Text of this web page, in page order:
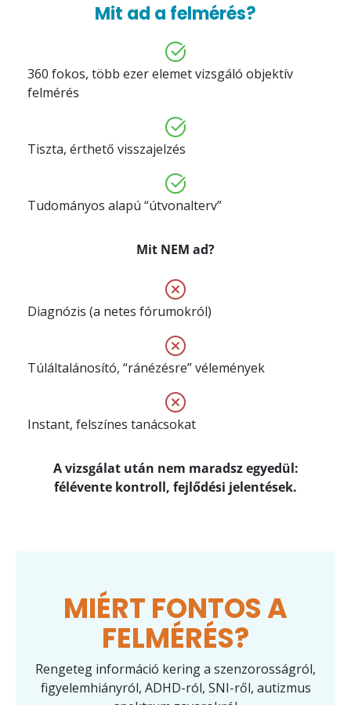
Mit ad a felmérés?
360 fokos, több ezer elemet vizsgáló objektív
felmérés
Tiszta, érthető visszajelzés
Tudományos alapú “útvonalterv”
Mit NEM ad?
Diagnózis (a netes fórumokról)
Túláltalánosító, “ránézésre” vélemények
Instant, felszínes tanácsokat
A vizsgálat után nem maradsz egyedül:
félévente kontroll, fejlődési jelentések.
MIÉRT FONTOS A
FELMÉRÉS?
Rengeteg információ kering a szenzorosságról,
figyelemhiányról, ADHD-ról, SNI-ről, autizmus